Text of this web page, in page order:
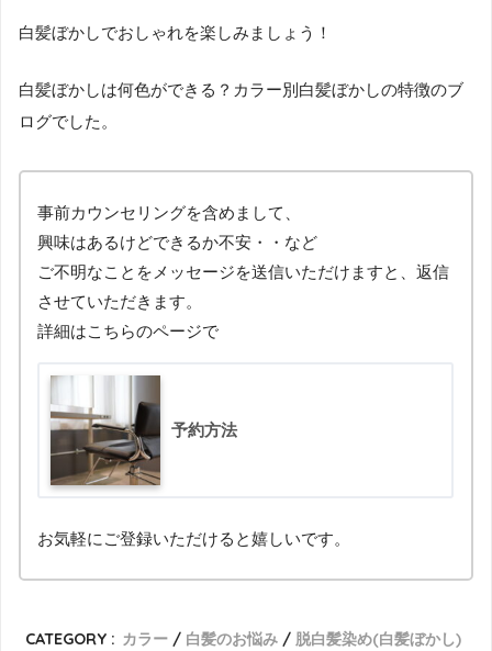
白髪ぼかしでおしゃれを楽しみましょう！
白髪ぼかしは何色ができる？カラー別白髪ぼかしの特徴のブ
ログでした。
事前カウンセリングを含めまして、
興味はあるけどできるか不安・・など
ご不明なことをメッセージを送信いただけますと、返信
させていただきます。
詳細はこちらのページで
予約方法
お気軽にご登録いただけると嬉しいです。
CATEGORY : カラー 白髪のお悩み 脱白髪染め(白髪ぼかし)